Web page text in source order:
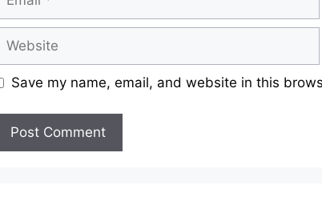
Website
Save my name, email, and website in this